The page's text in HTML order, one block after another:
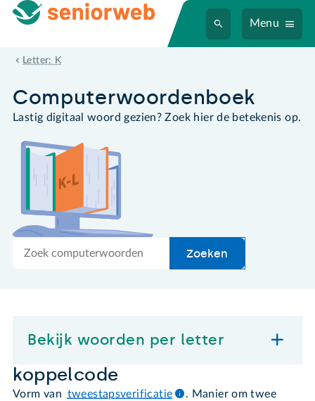
Menu
Letter: K
koppelcode
Computer­woordenboek
Lastig digitaal woord gezien? Zoek hier de betekenis op.
Zoek
Zoeken
Bekijk woorden per letter
koppelcode
Vorm van tweestapsverificatie
. Manier om twee